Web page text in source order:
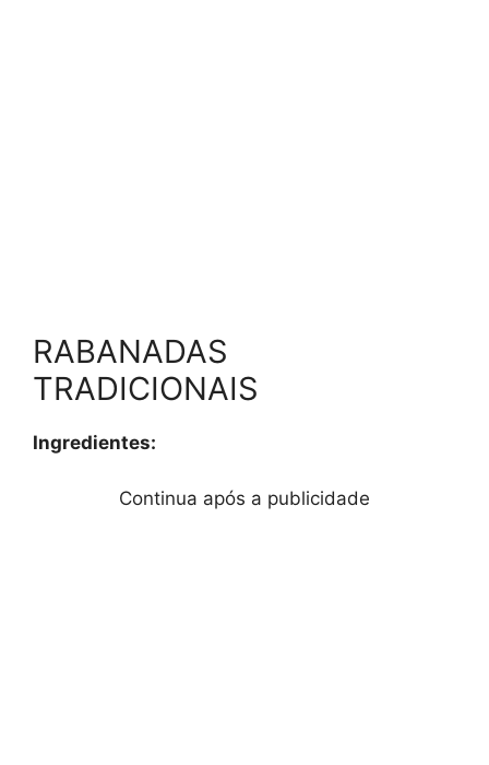
RABANADAS
TRADICIONAIS
Ingredientes:
Continua após a publicidade